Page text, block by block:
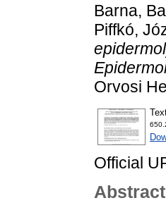
Barna,
Piffkó,
Orvosi
Official
Abstract